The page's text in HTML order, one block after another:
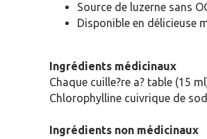
Source de luzerne sans
Disponible en délicieuse
Ingrédients médicinaux
Chaque cuille?re a? table (15
Chlorophylline cuivrique de
Ingrédients non médicinaux